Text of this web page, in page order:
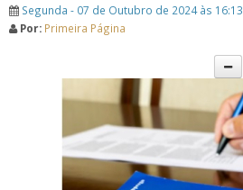
Segunda - 07 de Outubro de 2024 às 16:13
Por: Primeira Página